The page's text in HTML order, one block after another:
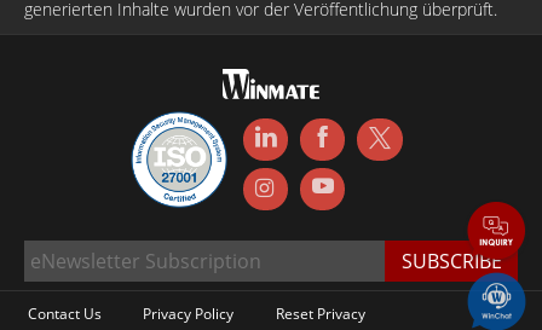
generierten Inhalte wurden vor der Veröffentlichung überprüft.
Contact Us Privacy Policy Reset Privacy